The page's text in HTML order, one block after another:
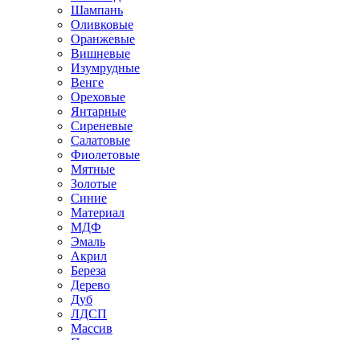
Шампань
Оливковые
Оранжевые
Вишневые
Изумрудные
Венге
Ореховые
Янтарные
Сиреневые
Салатовые
Фиолетовые
Мятные
Золотые
Синие
Материал
МДФ
Эмаль
Акрил
Береза
Дерево
Дуб
ЛДСП
Массив